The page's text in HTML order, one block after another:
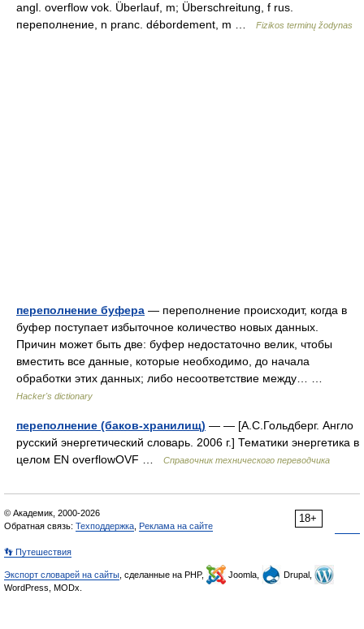
angl. overflow vok. Überlauf, m; Überschreitung, f rus.
переполнение, n pranc. débordement, m …
Fizikos terminų žodynas
переполнение буфера — переполнение происходит, когда в
буфер поступает избыточное количество новых данных.
Причин может быть две: буфер недостаточно велик, чтобы
вместить все данные, которые необходимо, до начала
обработки этих данных; либо несоответствие между… …
Hacker's dictionary
переполнение (баков-хранилищ) — — [А.С.Гольдберг. Англо
русский энергетический словарь. 2006 г.] Тематики энергетика в
целом EN overflowOVF …
Справочник технического переводчика
18+
© Академик, 2000-2026
Обратная связь: Техподдержка Реклама на сайте
👣 Путешествия
Экспорт словарей на сайты , сделанные на PHP, Joomla,
Drupal,
WordPress, MODx.